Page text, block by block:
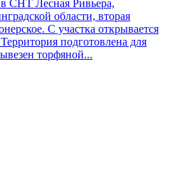
СНТ Лесная Ривьера,
области, вторая
С участка открывается
подготовлена для
торфяной...